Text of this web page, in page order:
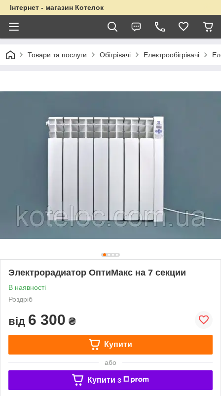
Інтернет - магазин Котелок
Товари та послуги Обігрівачі Електрообігрівачі
Электрорадиатор ОптиМакс на 7 секции
В наявності
Роздріб
від 6 300 ₴
Купити
або
Купити з